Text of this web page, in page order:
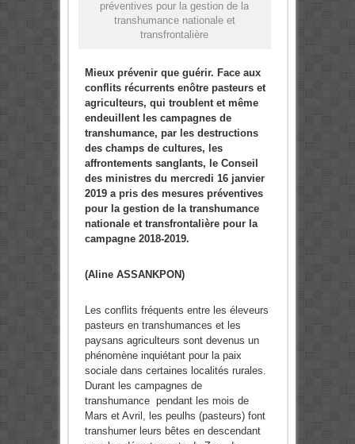
préventives pour la gestion de la
transhumance nationale et
transfrontalière
Mieux prévenir que guérir. Face aux
conflits récurrents enôtre pasteurs et
agriculteurs, qui troublent et même
endeuillent les campagnes de
transhumance, par les destructions
des champs de cultures, les
affrontements sanglants, le Conseil
des ministres du mercredi 16 janvier
2019 a pris des mesures préventives
pour la gestion de la transhumance
nationale et transfrontalière pour la
campagne 2018-2019.
(Aline ASSANKPON)
Les conflits fréquents entre les éleveurs
pasteurs en transhumances et les
paysans agriculteurs sont devenus un
phénomène inquiétant pour la paix
sociale dans certaines localités rurales.
Durant les campagnes de
transhumance pendant les mois de
Mars et Avril, les peulhs (pasteurs) font
transhumer leurs bêtes en descendant